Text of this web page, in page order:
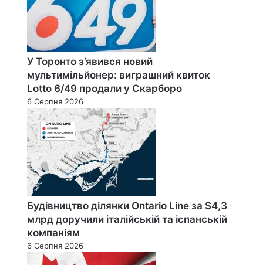
У Торонто з’явився новий
мультимільйонер: виграшний квиток
Lotto 6/49 продали у Скарборо
6 Серпня 2026
Будівництво ділянки Ontario Line за $4,3
млрд доручили італійській та іспанській
компаніям
6 Серпня 2026